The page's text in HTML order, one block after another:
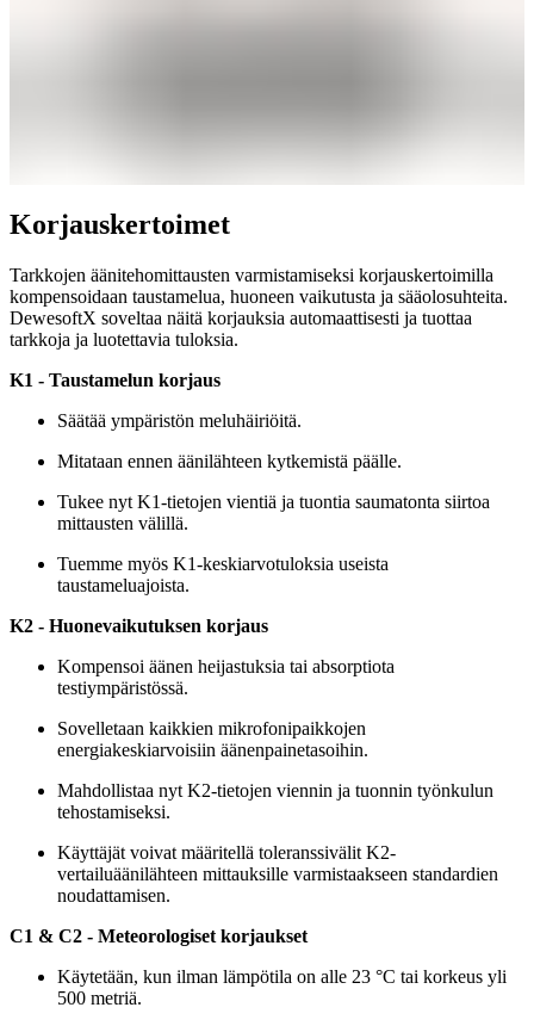
Korjauskertoimet
Tarkkojen äänitehomittausten varmistamiseksi korjauskertoimilla
kompensoidaan taustamelua, huoneen vaikutusta ja sääolosuhteita.
DewesoftX soveltaa näitä korjauksia automaattisesti ja tuottaa
tarkkoja ja luotettavia tuloksia.
K1 - Taustamelun korjaus
Säätää ympäristön meluhäiriöitä.
Mitataan ennen äänilähteen kytkemistä päälle.
Tukee nyt K1-tietojen vientiä ja tuontia saumatonta siirtoa
mittausten välillä.
Tuemme myös K1-keskiarvotuloksia useista
taustameluajoista.
K2 - Huonevaikutuksen korjaus
Kompensoi äänen heijastuksia tai absorptiota
testiympäristössä.
Sovelletaan kaikkien mikrofonipaikkojen
energiakeskiarvoisiin äänenpainetasoihin.
Mahdollistaa nyt K2-tietojen viennin ja tuonnin työnkulun
tehostamiseksi.
Käyttäjät voivat määritellä toleranssivälit K2-
vertailuäänilähteen mittauksille varmistaakseen standardien
noudattamisen.
C1 & C2 - Meteorologiset korjaukset
Käytetään, kun ilman lämpötila on alle 23 °C tai korkeus yli
500 metriä.